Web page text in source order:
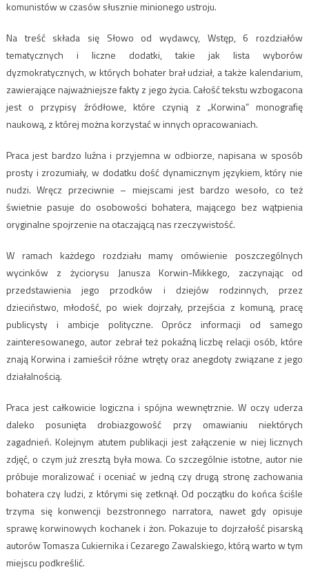
komunistów w czasów słusznie minionego ustroju.
Na treść składa się Słowo od wydawcy, Wstęp, 6 rozdziałów
tematycznych i liczne dodatki, takie jak lista wyborów
dyzmokratycznych, w których bohater brał udział, a także kalendarium,
zawierające najważniejsze fakty z jego życia. Całość tekstu wzbogacona
jest o przypisy źródłowe, które czynią z „Korwina” monografię
naukową, z której można korzystać w innych opracowaniach.
Praca jest bardzo luźna i przyjemna w odbiorze, napisana w sposób
prosty i zrozumiały, w dodatku dość dynamicznym językiem, który nie
nudzi. Wręcz przeciwnie – miejscami jest bardzo wesoło, co też
świetnie pasuje do osobowości bohatera, mającego bez wątpienia
oryginalne spojrzenie na otaczającą nas rzeczywistość.
W ramach każdego rozdziału mamy omówienie poszczególnych
wycinków z życiorysu Janusza Korwin-Mikkego, zaczynając od
przedstawienia jego przodków i dziejów rodzinnych, przez
dzieciństwo, młodość, po wiek dojrzały, przejścia z komuną, pracę
publicysty i ambicje polityczne. Oprócz informacji od samego
zainteresowanego, autor zebrał też pokaźną liczbę relacji osób, które
znają Korwina i zamieścił różne wtręty oraz anegdoty związane z jego
działalnością.
Praca jest całkowicie logiczna i spójna wewnętrznie. W oczy uderza
daleko posunięta drobiazgowość przy omawianiu niektórych
zagadnień. Kolejnym atutem publikacji jest załączenie w niej licznych
zdjęć, o czym już zresztą była mowa. Co szczególnie istotne, autor nie
próbuje moralizować i oceniać w jedną czy drugą stronę zachowania
bohatera czy ludzi, z którymi się zetknął. Od początku do końca ściśle
trzyma się konwencji bezstronnego narratora, nawet gdy opisuje
sprawę korwinowych kochanek i żon. Pokazuje to dojrzałość pisarską
autorów Tomasza Cukiernika i Cezarego Zawalskiego, którą warto w tym
miejscu podkreślić.